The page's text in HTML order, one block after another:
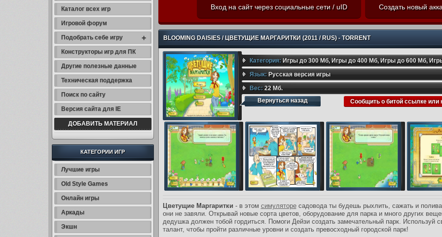
Вход на сайт через социальные сети / uID Создать новый
BLOOMING DAISIES / ЦВЕТУЩИЕ МАРГАРИТКИ (2011 / RUS) - TORRENT
Категория: Игры до 300 Мб, Игры до 400 Мб, Игры до 600 Мб,
Игры до 800 Мб,Игры до 900 Мб
Игры до 2 Гб
7 Гб,Игры до 8 Гб,Игры до 9 Гб Игры до 10 Гб,По прямой
Игры до 50 Мб,Игры до 200 Мб,Игры до 70 Мб
Язык: Русская версия игры
Вес: 22 Мб.
Вернуться назад
Сообщить о битой ссылке или
Цветущие Маргаритки - в этом симуляторесадовода ты будешь рыхлить, сажать и
они не завяли. Открывай новые сорта цветов, оборудование для парка и много других
дедушка должен тобой гордиться. Помоги Дейзи создать замечательный парк. Используй
талант, чтобы пройти различные уровни и создать превосходный городской парк!
Каталог всех игр
Игровой форум
Подобрать себе игру +
Конструкторы игр для ПК
Другие полезные данные
Техническая поддержка
Поиск по сайту
Версия сайта для IE
ДОБАВИТЬ МАТЕРИАЛ
КАТЕГОРИИ ИГР
Лучшие игры
Old Style Games
Онлайн игры
Аркады
Экшн